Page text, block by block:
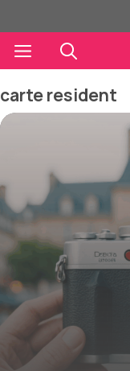
au
contenuMenu
carte resident